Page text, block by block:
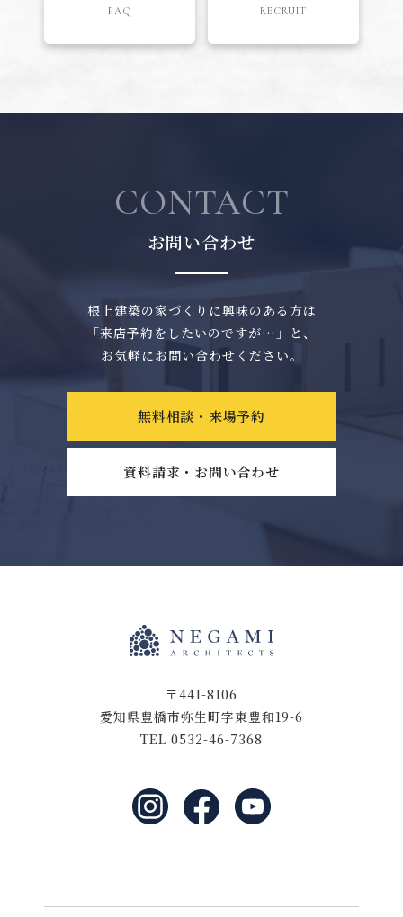
FAQ RECRUIT
CONTACT
お問い合わせ
根上建築の家づくりに興味のある方は
「来店予約をしたいのですが…」と、
お気軽にお問い合わせください。
無料相談・来場予約
資料請求・お問い合わせ
〒441-8106
愛知県豊橋市弥生町字東豊和19-6
TEL 0532-46-7368